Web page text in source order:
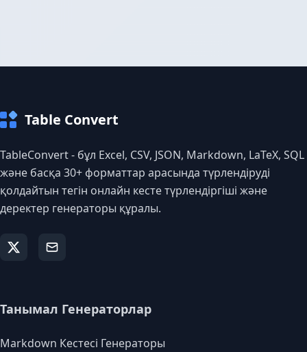
Table Convert
TableConvert - бұл Excel, CSV, JSON, Markdown, LaTeX, SQL
және басқа 30+ форматтар арасында түрлендіруді
қолдайтын тегін онлайн кесте түрлендіргіші және
деректер генераторы құралы.
Танымал Генераторлар
Markdown Кестесі Генераторы